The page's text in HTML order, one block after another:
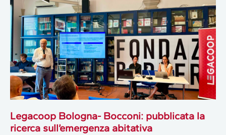
Legacoop Bologna- Bocconi: pubblicata la
ricerca sull’emergenza abitativa